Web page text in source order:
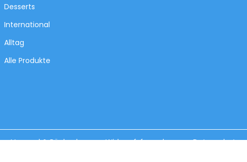
Desserts
International
Alltag
Alle Produkte
Versand & Rückgabe Widerrufsformular Datenschutz